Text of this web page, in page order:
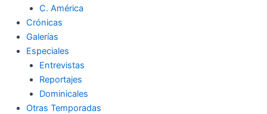
C. América
Crónicas
Galerías
Especiales
Entrevistas
Reportajes
Dominicales
Otras Temporadas